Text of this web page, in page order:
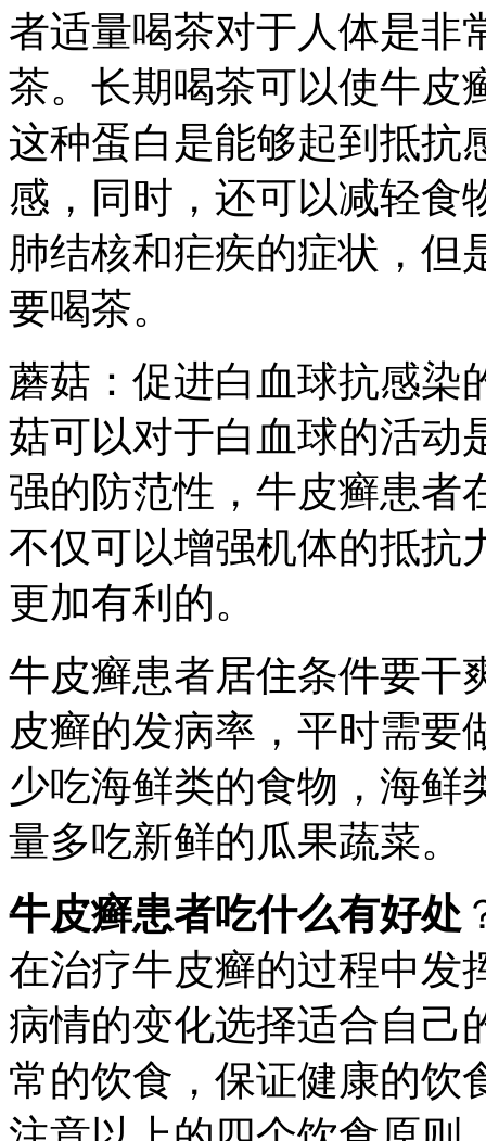
者适量喝茶对于人体是非
茶。长期喝茶可以使牛皮
这种蛋白是能够起到抵抗
感，同时，还可以减轻食
肺结核和疟疾的症状，但
要喝茶。
蘑菇：促进白血球抗感染
菇可以对于白血球的活动
强的防范性，牛皮癣患者
不仅可以增强机体的抵抗
更加有利的。
牛皮癣患者居住条件要干
皮癣的发病率，平时需要
少吃海鲜类的食物，海鲜
量多吃新鲜的瓜果蔬菜。
牛皮癣患者吃什么有好处
在治疗牛皮癣的过程中发
病情的变化选择适合自己
常的饮食，保证健康的饮